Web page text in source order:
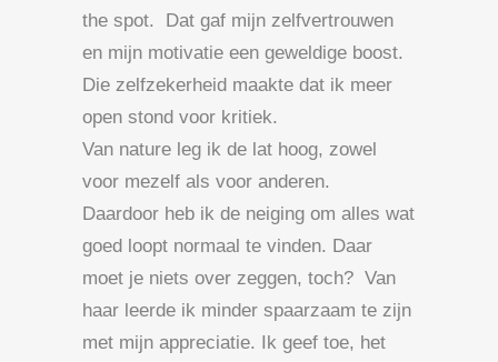
the spot. Dat gaf mijn zelfvertrouwen
en mijn motivatie een geweldige boost.
Die zelfzekerheid maakte dat ik meer
open stond voor kritiek.
Van nature leg ik de lat hoog, zowel
voor mezelf als voor anderen.
Daardoor heb ik de neiging om alles wat
goed loopt normaal te vinden. Daar
moet je niets over zeggen, toch? Van
haar leerde ik minder spaarzaam te zijn
met mijn appreciatie. Ik geef toe, het